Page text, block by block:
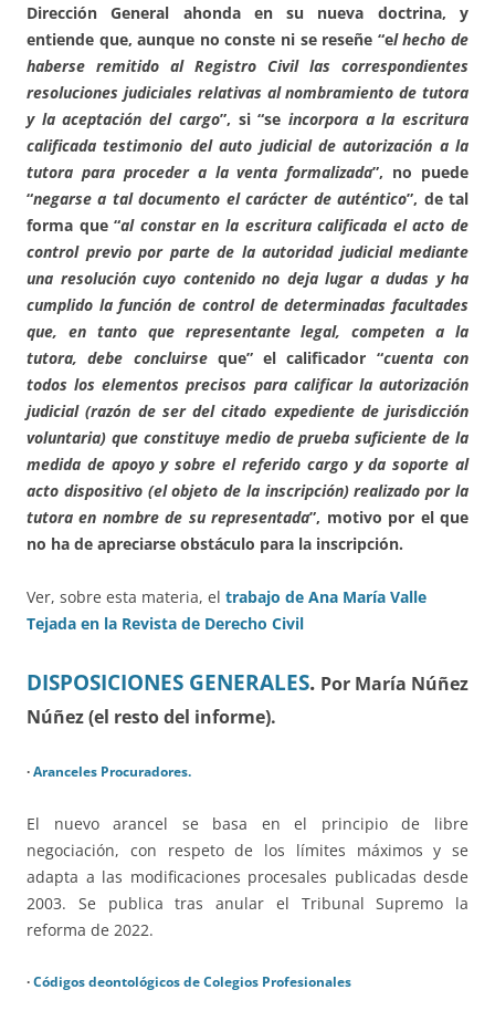
Dirección General ahonda en su nueva doctrina, y
entiende que, aunque no conste ni se reseñe “el hecho de
haberse remitido al Registro Civil las correspondientes
resoluciones judiciales relativas al nombramiento de tutora
y la aceptación del cargo”, si “se incorpora a la escritura
calificada testimonio del auto judicial de autorización a la
tutora para proceder a la venta formalizada”, no puede
“negarse a tal documento el carácter de auténtico”, de tal
forma que “al constar en la escritura calificada el acto de
control previo por parte de la autoridad judicial mediante
una resolución cuyo contenido no deja lugar a dudas y ha
cumplido la función de control de determinadas facultades
que, en tanto que representante legal, competen a la
tutora, debe concluirse que” el calificador “cuenta con
todos los elementos precisos para calificar la autorización
judicial (razón de ser del citado expediente de jurisdicción
voluntaria) que constituye medio de prueba suficiente de la
medida de apoyo y sobre el referido cargo y da soporte al
acto dispositivo (el objeto de la inscripción) realizado por la
tutora en nombre de su representada”, motivo por el que
no ha de apreciarse obstáculo para la inscripción.
Ver, sobre esta materia, el trabajo de Ana María Valle
Tejada en la Revista de Derecho Civil
DISPOSICIONES GENERALES. Por María Núñez
Núñez (el resto del informe).
·Aranceles Procuradores.
El nuevo arancel se basa en el principio de libre
negociación, con respeto de los límites máximos y se
adapta a las modificaciones procesales publicadas desde
2003. Se publica tras anular el Tribunal Supremo la
reforma de 2022.
·Códigos deontológicos de Colegios Profesionales